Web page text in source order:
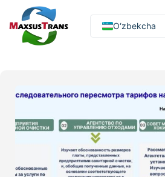
O‘zbekcha
Русский